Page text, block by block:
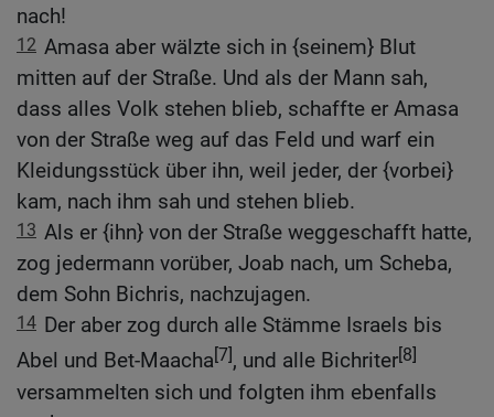
nach!
12 Amasa aber wälzte sich in {seinem} Blut
mitten auf der Straße. Und als der Mann sah,
dass alles Volk stehen blieb, schaffte er Amasa
von der Straße weg auf das Feld und warf ein
Kleidungsstück über ihn, weil jeder, der {vorbei}
kam, nach ihm sah und stehen blieb.
13 Als er {ihn} von der Straße weggeschafft hatte,
zog jedermann vorüber, Joab nach, um Scheba,
dem Sohn Bichris, nachzujagen.
14 Der aber zog durch alle Stämme Israels bis
Abel und Bet-Maacha[7], und alle Bichriter[8]
versammelten sich und folgten ihm ebenfalls